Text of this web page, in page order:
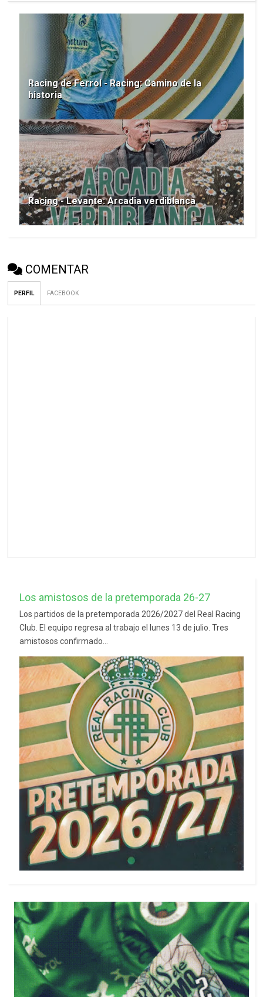
Racing de Ferrol - Racing: Camino de la
historia
Racing - Levante: Arcadia verdiblanca
COMENTAR
PERFIL FACEBOOK
Los amistosos de la pretemporada 26-27
Los partidos de la pretemporada 2026/2027 del Real Racing
Club. El equipo regresa al trabajo el lunes 13 de julio. Tres
amistosos confirmado...